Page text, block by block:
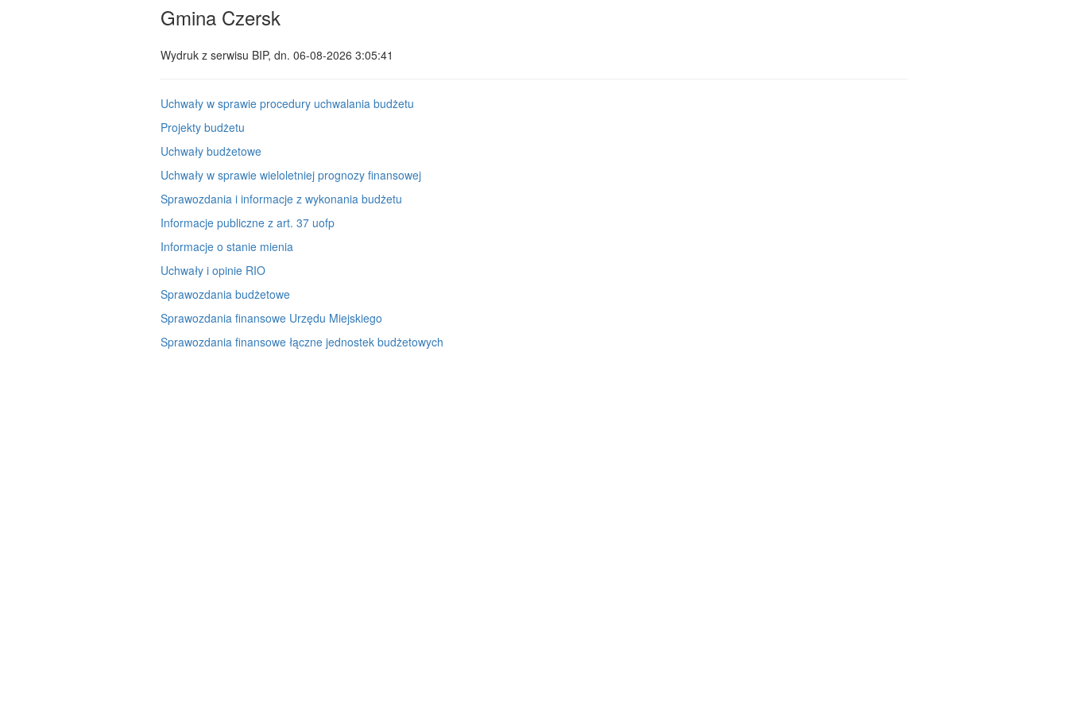
Gmina Czersk
Wydruk z serwisu BIP, dn. 06-08-2026 3:05:41
Uchwały w sprawie procedury uchwalania budżetu
Projekty budżetu
Uchwały budżetowe
Uchwały w sprawie wieloletniej prognozy finansowej
Sprawozdania i informacje z wykonania budżetu
Informacje publiczne z art. 37 uofp
Informacje o stanie mienia
Uchwały i opinie RIO
Sprawozdania budżetowe
Sprawozdania finansowe Urzędu Miejskiego
Sprawozdania finansowe łączne jednostek budżetowych